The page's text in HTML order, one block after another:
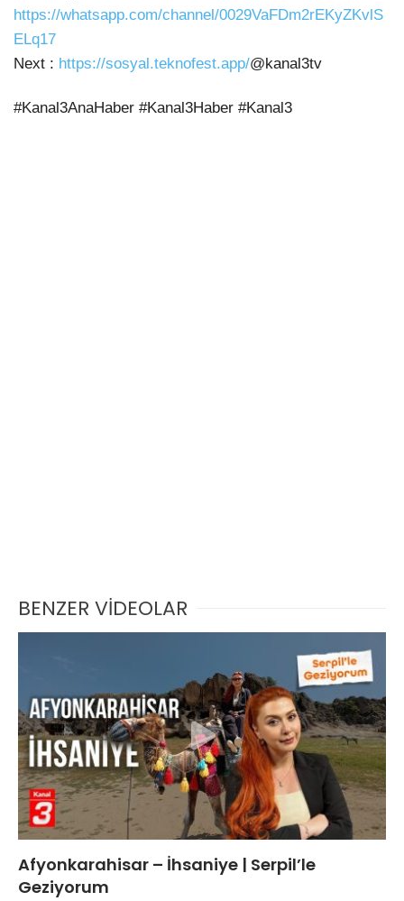
https://whatsapp.com/channel/0029VaFDm2rEKyZKvlS
ELq17
Next : https://sosyal.teknofest.app/@kanal3tv
#Kanal3AnaHaber #Kanal3Haber #Kanal3
BENZER VİDEOLAR
Afyonkarahisar – İhsaniye | Serpil’le
Geziyorum